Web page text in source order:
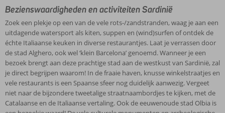
Bezienswaardigheden en activiteiten Sardinië
Zoek een plekje op een van de vele rots-/zandstranden, waag je aan een
uitdagende watersport als kiten, suppen en (wind)surfen of ontdek de
échte Italiaanse keuken in diverse restaurantjes. Laat je verrassen door
de stad Alghero, ook wel ‘klein Barcelona’ genoemd. Wanneer je een
bezoek brengt aan deze prachtige stad aan de westkust van Sardinië, zal
je direct begrijpen waarom! In de fraaie haven, knusse winkelstraatjes en
vele restaurants is een Spaanse sfeer nog duidelijk aanwezig. Vergeet
niet naar de bijzondere tweetalige straatnaambordjes te kijken, met de
Catalaanse en de Italiaanse vertaling. Ook de eeuwenoude stad Olbia is